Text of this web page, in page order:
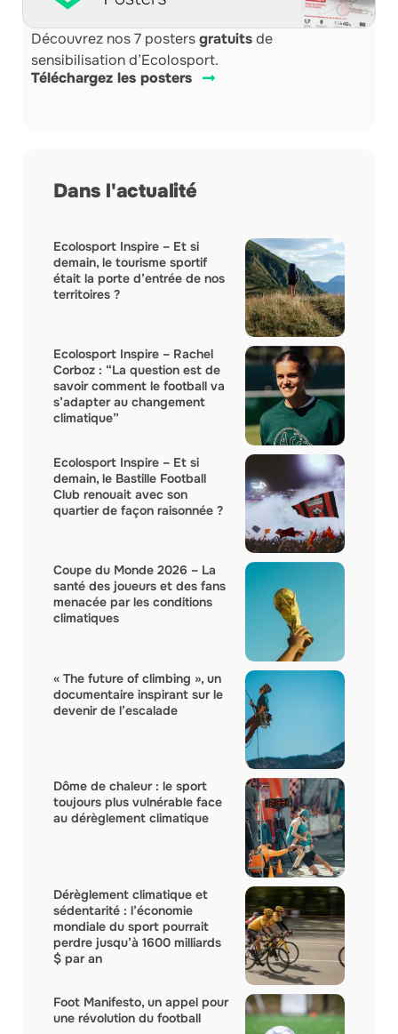
Découvrez nos 7 postersgratuitsde
sensibilisation d’Ecolosport.
Téléchargez les posters
Dans l'actualité
Ecolosport Inspire – Et si
demain, le tourisme sportif
était la porte d’entrée de nos
territoires ?
Ecolosport Inspire – Rachel
Corboz : “La question est de
savoir comment le football va
s’adapter au changement
climatique”
Ecolosport Inspire – Et si
demain, le Bastille Football
Club renouait avec son
quartier de façon raisonnée ?
Coupe du Monde 2026 – La
santé des joueurs et des fans
menacée par les conditions
climatiques
« The future of climbing », un
documentaire inspirant sur le
devenir de l’escalade
Dôme de chaleur : le sport
toujours plus vulnérable face
au dérèglement climatique
Dérèglement climatique et
sédentarité : l’économie
mondiale du sport pourrait
perdre jusqu’à 1600 milliards
$ par an
Foot Manifesto, un appel pour
une révolution du football